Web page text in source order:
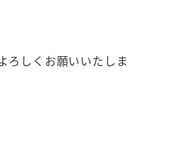
しくお願いいたしま